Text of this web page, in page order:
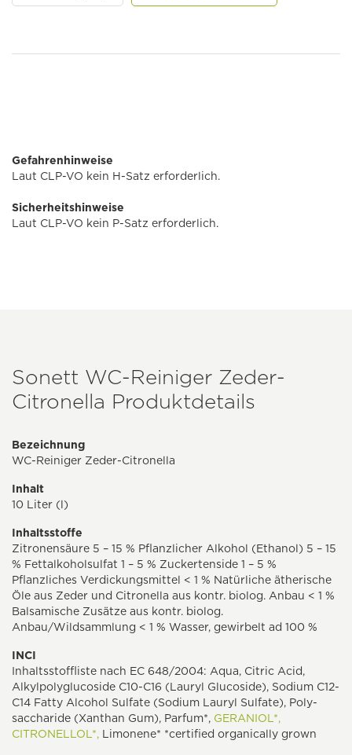
Gefahrenhinweise
Laut CLP-VO kein H-Satz erforderlich.
Sicherheitshinweise
Laut CLP-VO kein P-Satz erforderlich.
Sonett WC-Reiniger Zeder-
Citronella Produktdetails
Bezeichnung
WC-Reiniger Zeder-Citronella
Inhalt
10 Liter (l)
Inhaltsstoffe
Zitronensäure 5 – 15 % Pflanzlicher Alkohol (Ethanol) 5 – 15
% Fettalkoholsulfat 1 – 5 % Zuckertenside 1 – 5 %
Pflanzliches Verdickungsmittel < 1 % Natürliche ätherische
Öle aus Zeder und Citronella aus kontr. biolog. Anbau < 1 %
Balsamische Zusätze aus kontr. biolog.
Anbau/Wildsammlung < 1 % Wasser, gewirbelt ad 100 %
INCI
Inhaltsstoffliste nach EC 648/2004: Aqua, Citric Acid,
Alkylpolyglucoside C10-C16 (Lauryl Glucoside), Sodium C12-
C14 Fatty Alcohol Sulfate (Sodium Lauryl Sulfate), Poly­
saccharide (Xanthan Gum), Parfum*, GERANIOL*,
CITRONELLOL*, Limonene* *certified organically grown